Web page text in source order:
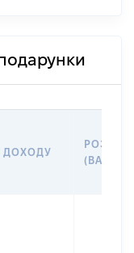
ДОХОДУ
РОЗМІР